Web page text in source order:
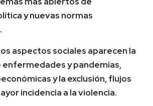
y nuevas normas
aspectos sociales aparecen la
y pandemias,
y la exclusión, flujos
incidencia a la violencia.